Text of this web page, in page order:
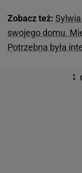
Zobacz też:
swojego domu.
Potrzebna była